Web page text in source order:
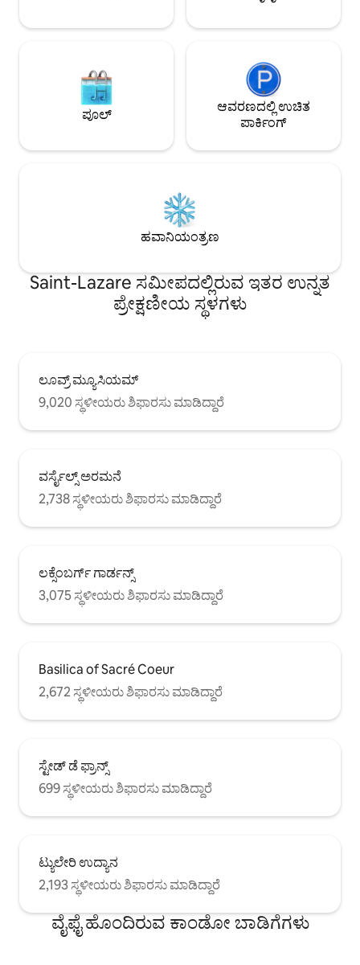
ಪೂಲ್
ಆವರಣದಲ್ಲಿ ಉಚಿತ
ಪಾರ್ಕಿಂಗ್
ಹವಾನಿಯಂತ್ರಣ
Saint-Lazare ಸಮೀಪದಲ್ಲಿರುವ ಇತರ ಉನ್ನತ
ಪ್ರೇಕ್ಷಣೀಯ ಸ್ಥಳಗಳು
ಲೂವ್ರ್ ಮ್ಯೂಸಿಯಮ್
9,020 ಸ್ಥಳೀಯರು ಶಿಫಾರಸು ಮಾಡಿದ್ದಾರೆ
ವರ್ಸೈಲ್ಸ್ ಅರಮನೆ
2,738 ಸ್ಥಳೀಯರು ಶಿಫಾರಸು ಮಾಡಿದ್ದಾರೆ
ಲಕ್ಸೆಂಬರ್ಗ್ ಗಾರ್ಡನ್ಸ್
3,075 ಸ್ಥಳೀಯರು ಶಿಫಾರಸು ಮಾಡಿದ್ದಾರೆ
Basilica of Sacré Coeur
2,672 ಸ್ಥಳೀಯರು ಶಿಫಾರಸು ಮಾಡಿದ್ದಾರೆ
ಸ್ಟೇಡ್ ಡೆ ಫ್ರಾನ್ಸ್
699 ಸ್ಥಳೀಯರು ಶಿಫಾರಸು ಮಾಡಿದ್ದಾರೆ
ಟ್ಯುಲೇರಿ ಉದ್ಯಾನ
2,193 ಸ್ಥಳೀಯರು ಶಿಫಾರಸು ಮಾಡಿದ್ದಾರೆ
ವೈಫೈ ಹೊಂದಿರುವ ಕಾಂಡೋ ಬಾಡಿಗೆಗಳು